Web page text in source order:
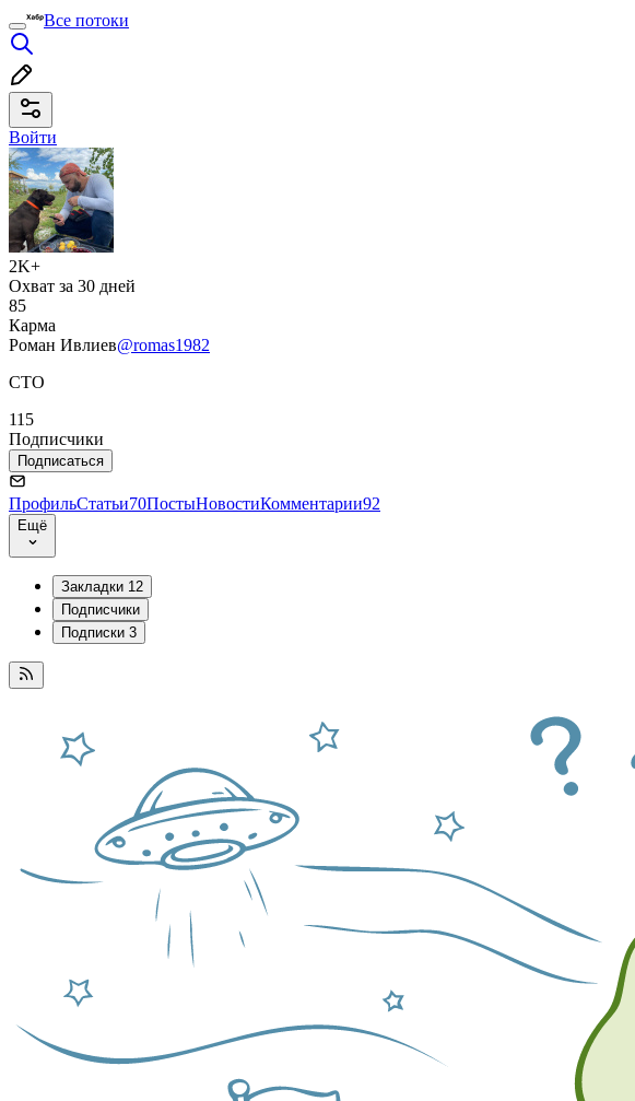
Все потоки
Войти
2K+
Охват за 30 дней
85
Карма
Роман Ивлиев@romas1982
CTO
115
Подписчики
Подписаться
ПрофильСтатьи70ПостыНовостиКомментарии92
Ещё
Закладки 12
Подписчики
Подписки 3